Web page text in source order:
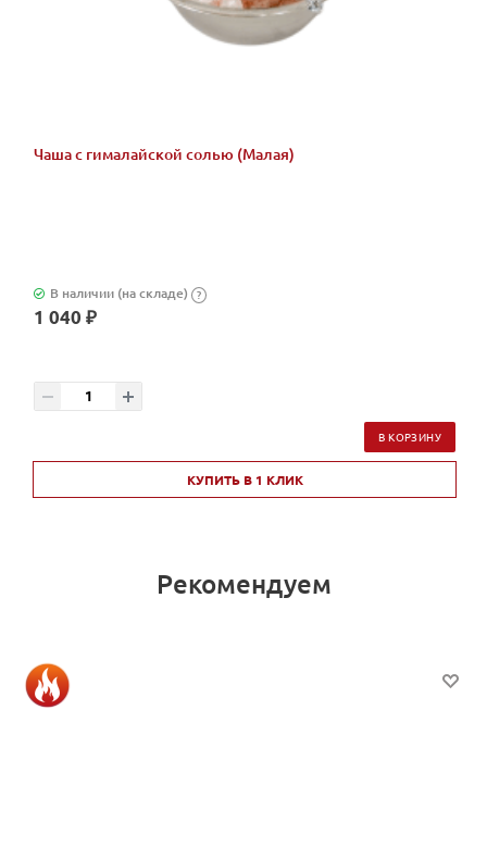
Чаша с гималайской солью (Малая)
В наличии (на складе) ?
1 040 ₽
В КОРЗИНУ
КУПИТЬ В 1 КЛИК
Рекомендуем